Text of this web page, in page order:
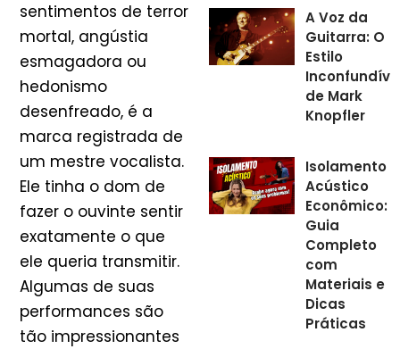
sentimentos de terror
mortal, angústia
esmagadora ou
hedonismo
desenfreado, é a
marca registrada de
um mestre vocalista.
Ele tinha o dom de
fazer o ouvinte sentir
exatamente o que
ele queria transmitir.
Algumas de suas
performances são
tão impressionantes
A Voz da
Guitarra: O
Estilo
de Mark
Knopfler
Isolamento
Acústico
Econômico:
Guia
Completo
com
Materiais e
Dicas
Práticas